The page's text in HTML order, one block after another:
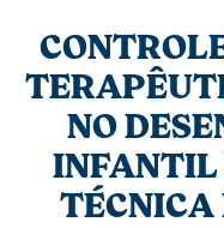
NO
TÉCNICA